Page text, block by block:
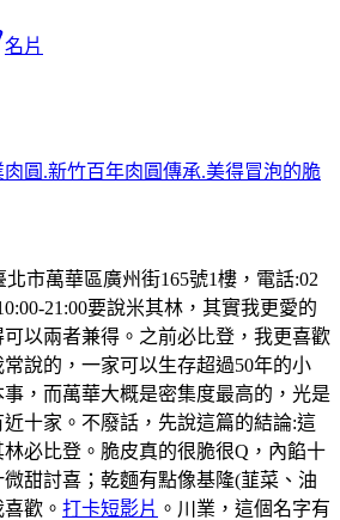
名片
肉圓.新竹百年肉圓傳承.美得冒泡的脆
北市萬華區廣州街165號1樓，電話:02
21:00要說米其林，其實我更愛的
以兩者兼得。之前必比登，我更喜歡
說的，一家可以生存超過50年的小
，而萬華大概是密集度最高的，光是
十家。不廢話，先說這篇的結論:這
林必比登。脆皮真的很脆很Q，內餡十
甜討喜；乾麵有點像基隆(韮菜、油
歡。 打卡短影片 。川業，這個名字有